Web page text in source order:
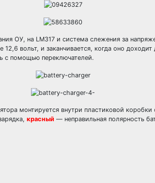
ОУ, на LM317 и система слежения за
вольт, и заканчивается, когда оно
с помощью переключателей.
монтируется внутри пластиковой
красный — неправильная полярность